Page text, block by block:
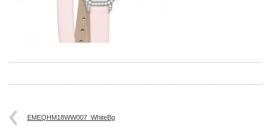
EMEQHM18WW007_WhiteBg